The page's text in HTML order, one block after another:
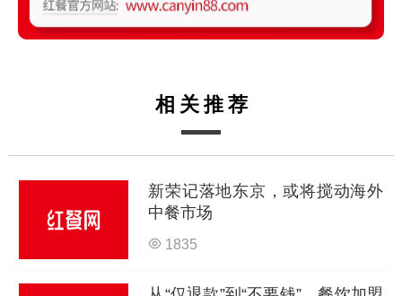
相关推荐
新荣记落地东京，或将搅动海外
中餐市场
1835